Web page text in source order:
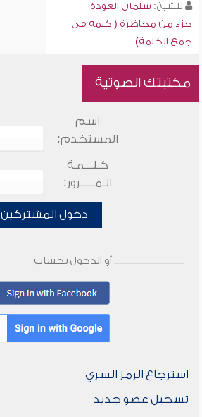
للشيخ: سلمان العودة
جزء من محاضرة ( كلمة في
جمع الكلمة)
مكتبتك الصوتية
اسم
المستخدم:
كـلـــمـة
الـمـــــرور:
دخول المشتركين
أو الدخول بحساب
استرجاع الرمز السري
تسجيل عضو جديد